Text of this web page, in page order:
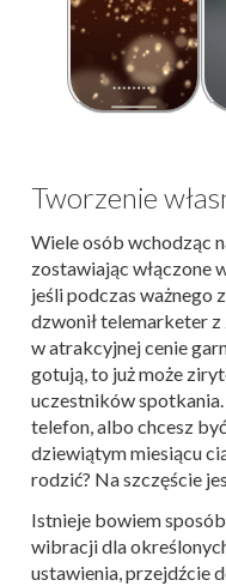
Tworzenie
Wiele osób wchodząc
zostawiając włączone
jeśli podczas ważnego
dzwonił telemarketer
w atrakcyjnej cenie
gotują, to już może
uczestników
telefon, albo chcesz
dziewiątym miesiącu
rodzić? Na szczęście
Istnieje bowiem
wibracji dla
ustawienia, przejdźcie